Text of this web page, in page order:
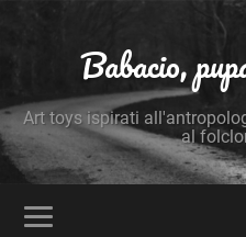
Babacio,
Art toys ispirati
al